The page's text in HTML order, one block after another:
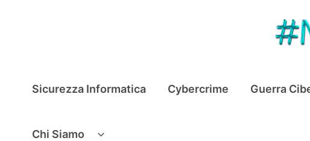
Sicurezza Informatica Cybercrime Guerra
Chi Siamo